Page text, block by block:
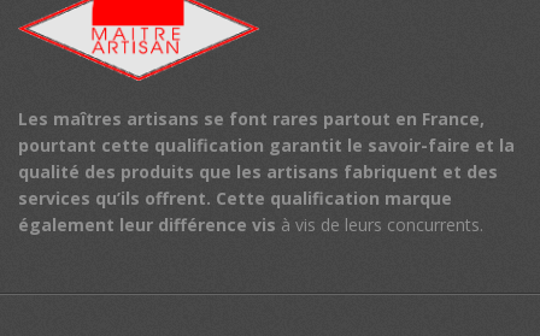
Les maîtres artisans se font rares partout en France,
pourtant cette qualification garantit le savoir-faire et la
qualité des produits que les artisans fabriquent et des
services qu’ils offrent. Cette qualification marque
également leur différence vis à vis de leurs concurrents.